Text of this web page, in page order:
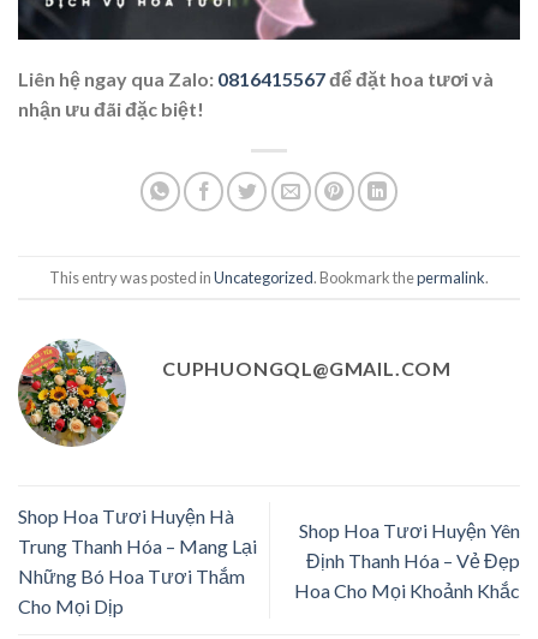
Liên hệ ngay qua Zalo: 0816415567để đặt hoa tươi và
nhận ưu đãi đặc biệt!
This entry was posted inUncategorized. Bookmark thepermalink.
CUPHUONGQL@GMAIL.COM
Shop Hoa Tươi Huyện Hà
Trung Thanh Hóa – Mang Lại
Những Bó Hoa Tươi Thắm
Cho Mọi Dịp
Shop Hoa Tươi Huyện Yên
Định Thanh Hóa – Vẻ Đẹp
Hoa Cho Mọi Khoảnh Khắc